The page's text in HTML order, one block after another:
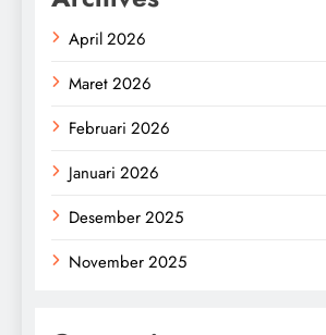
April 2026
Maret 2026
Februari 2026
Januari 2026
Desember 2025
November 2025